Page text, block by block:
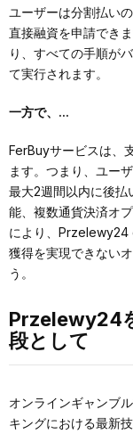
ユーザーは分割払い
直接融資を申請でき
り、すべての手順が
て実行されます。
一方で、...
FerBuyサービスは、
ます。つまり、ユー
最大2週間以内に後払
能、複数通貨決済オ
により、Przelewy24
獲得を実現できない
う。
Przelewy24
段として
オンラインギャンブ
キングにおける最新